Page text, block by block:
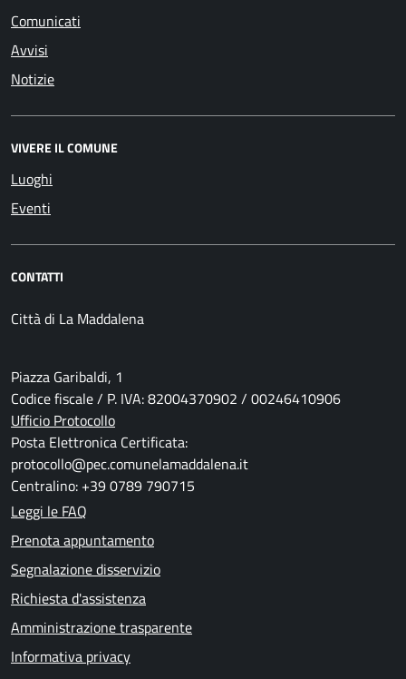
Comunicati
Avvisi
Notizie
VIVERE IL COMUNE
Luoghi
Eventi
CONTATTI
Città di La Maddalena
Piazza Garibaldi, 1
Codice fiscale / P. IVA: 82004370902 / 00246410906
Ufficio Protocollo
Posta Elettronica Certificata:
protocollo@pec.comunelamaddalena.it
Centralino: +39 0789 790715
Leggi le FAQ
Prenota appuntamento
Segnalazione disservizio
Richiesta d'assistenza
Amministrazione trasparente
Informativa privacy